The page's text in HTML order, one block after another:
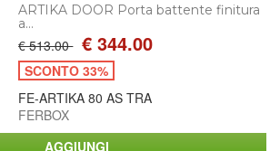
ARTIKA DOOR Porta battente finitura
a...
€ 513.00 € 344.00
SCONTO 33%
FE-ARTIKA 80 AS TRA
FERBOX